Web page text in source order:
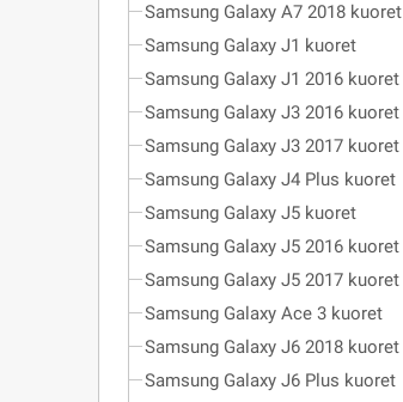
Samsung Galaxy A7 2018 kuoret
Samsung Galaxy J1 kuoret
Samsung Galaxy J1 2016 kuoret
Samsung Galaxy J3 2016 kuoret
Samsung Galaxy J3 2017 kuoret
Samsung Galaxy J4 Plus kuoret
Samsung Galaxy J5 kuoret
Samsung Galaxy J5 2016 kuoret
Samsung Galaxy J5 2017 kuoret
Samsung Galaxy Ace 3 kuoret
Samsung Galaxy J6 2018 kuoret
Samsung Galaxy J6 Plus kuoret